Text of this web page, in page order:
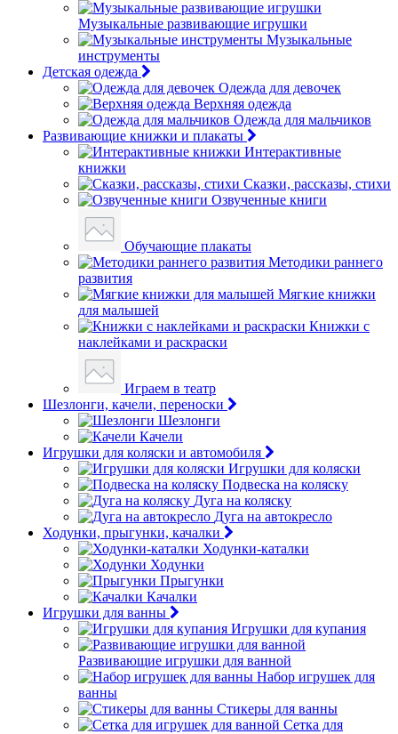
Музыкальные развивающие игрушки
Музыкальные
инструменты
Детская одежда
Одежда для девочек
Верхняя одежда
Одежда для мальчиков
Развивающие книжки и плакаты
Интерактивные
книжки
Сказки, рассказы, стихи
Озвученные книги
Обучающие плакаты
Методики раннего
развития
Мягкие книжки
для малышей
Книжки с
наклейками и раскраски
Играем в театр
Шезлонги, качели, переноски
Шезлонги
Качели
Игрушки для коляски и автомобиля
Игрушки для коляски
Подвеска на коляску
Дуга на коляску
Дуга на автокресло
Ходунки, прыгунки, качалки
Ходунки-каталки
Ходунки
Прыгунки
Качалки
Игрушки для ванны
Игрушки для купания
Развивающие игрушки для ванной
Набор игрушек для
ванны
Стикеры для ванны
Сетка для